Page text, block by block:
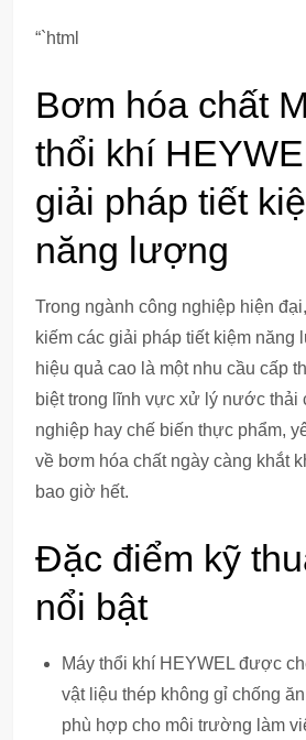
“`html
Bơm hóa chất
thổi khí
giải pháp tiết
năng lượng
Trong ngành công nghiệp hiện
kiếm các giải pháp tiết kiệm năng
hiệu quả cao là một nhu cầu cấp
biệt trong lĩnh vực xử lý nước thải
nghiệp hay chế biến thực phẩm,
về bơm hóa chất ngày càng khắt
bao giờ hết.
Đặc điểm kỹ
nổi bật
Máy thổi khí HEYWEL được
vật liệu thép không gỉ chống
phù hợp cho môi trường làm